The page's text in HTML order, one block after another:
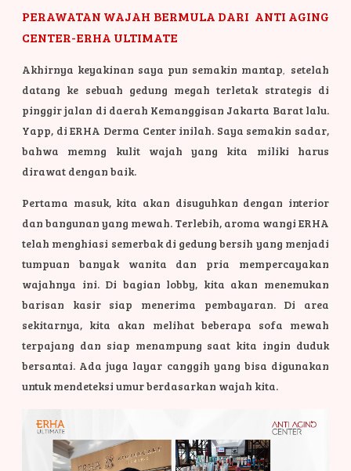
PERAWATAN WAJAH BERMULA DARI ANTI AGING
CENTER-ERHA ULTIMATE
Akhirnya keyakinan saya pun semakin mantap
setelah
datang ke sebuah gedung megah terletak strategis di
pinggir jalan di daerah Kemanggisan Jakarta Barat lalu.
Yapp, di ERHA Derma Center inilah. Saya semakin sadar,
bahwa memng kulit wajah yang kita miliki harus
dirawat dengan baik.
Pertama masuk, kita akan disuguhkan dengan interior
dan bangunan yang mewah. Terlebih, aroma wangi ERHA
telah menghiasi semerbak di gedung bersih yang menjadi
tumpuan banyak wanita dan pria mempercayakan
wajahnya ini. Di bagian lobby, kita akan menemukan
barisan kasir siap menerima pembayaran. Di area
sekitarnya, kita akan melihat beberapa sofa mewah
terpajang dan siap menampung saat kita ingin duduk
bersantai. Ada juga layar canggih yang bisa digunakan
untuk mendeteksi umur berdasarkan wajah kita.